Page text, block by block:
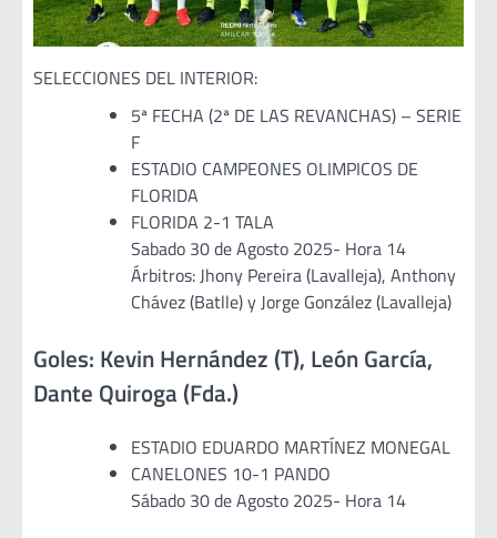
SELECCIONES DEL INTERIOR:
5ª FECHA (2ª DE LAS REVANCHAS) – SERIE
F
ESTADIO CAMPEONES OLIMPICOS DE
FLORIDA
FLORIDA 2-1 TALA
Sabado 30 de Agosto 2025- Hora 14
Árbitros: Jhony Pereira (Lavalleja), Anthony
Chávez (Batlle) y Jorge González (Lavalleja)
Goles: Kevin Hernández (T), León García,
Dante Quiroga (Fda.)
ESTADIO EDUARDO MARTÍNEZ MONEGAL
CANELONES 10-1 PANDO
Sábado 30 de Agosto 2025- Hora 14